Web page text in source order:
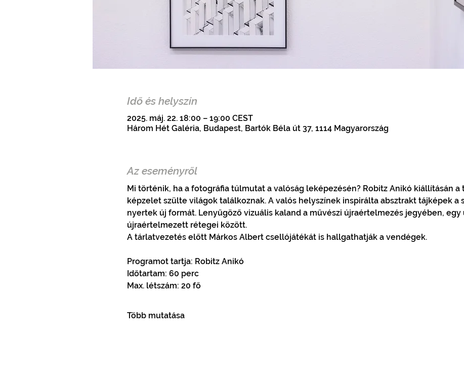
Idő és helyszín
2025. máj. 22. 18:00 – 19:00 CEST
Három Hét Galéria, Budapest, Bartók Béla út 37, 1114 Magyarország
Az eseményről
Mi történik, ha a fotográfia túlmutat a valóság leképezésén? Robitz Anikó kiállításán a
képzelet szülte világok találkoznak. A valós helyszínek inspirálta absztrakt tájképek a
nyertek új formát. Lenyűgöző vizuális kaland a művészi újraértelmezés jegyében, egy
újraértelmezett rétegei között.
A tárlatvezetés előtt Márkos Albert csellójátékát is hallgathatják a vendégek.
Programot tartja: Robitz Anikó
Időtartam: 60 perc
Max. létszám: 20 fő
Több mutatása